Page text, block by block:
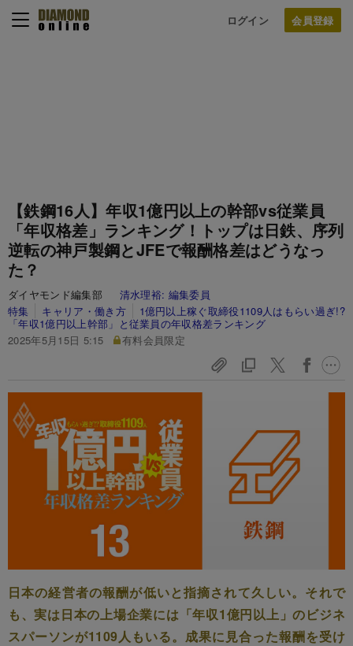
ログイン
【鉄鋼16人】年収1億円以上の幹部vs従業員
「年収格差」ランキング！トップは日鉄、序列
逆転の神戸製鋼とJFEで報酬格差はどうなっ
た？
ダイヤモンド編集部 清水理裕: 編集委員
特集
キャリア・働き方
1億円以上稼ぐ取締役1109人はもらい過ぎ!?
「年収1億円以上幹部」と従業員の年収格差ランキング
2025年5月15日 5:15
有料会員限定
日本の経営者の報酬が低いと指摘されて久しい。それで
も、実は日本の上場企業には「年収1億円以上」のビジネ
スパーソンが1109人もいる。成果に見合った報酬を受け